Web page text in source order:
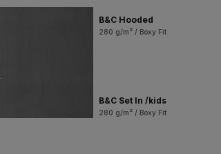
B&C Hooded
280 g/m² / Boxy Fit
B&C Set In /kids
280 g/m² / Boxy Fit